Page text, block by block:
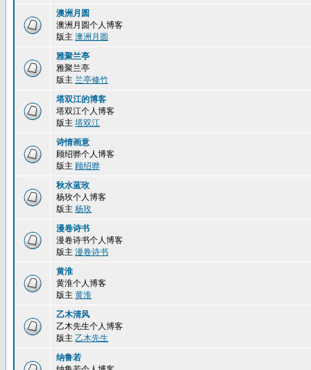
澳洲月圆
澳洲月圆个人博客
版主 澳洲月圆
雅聚兰亭
雅聚兰亭
版主 兰亭修竹
塔双江的博客
塔双江个人博客
版主 塔双江
诗情画意
顾绍骅个人博客
版主 顾绍骅
秋水蓝玫
杨玫个人博客
版主 杨玫
漫卷诗书
漫卷诗书个人博客
版主 漫卷诗书
黄淮
黄淮个人博客
版主 黄淮
乙木清风
乙木先生个人博客
版主 乙木先生
纳鲁若